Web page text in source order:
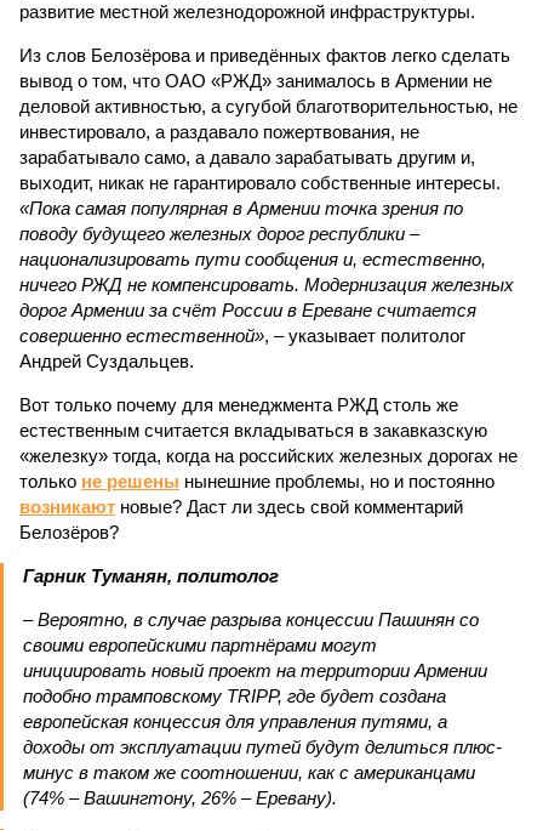
развитие местной железнодорожной инфраструктуры.
Из слов Белозёрова и приведённых фактов легко сделать
вывод о том, что ОАО «РЖД» занималось в Армении не
деловой активностью, а сугубой благотворительностью, не
инвестировало, а раздавало пожертвования, не
зарабатывало само, а давало зарабатывать другим и,
выходит, никак не гарантировало собственные интересы.
«Пока самая популярная в Армении точка зрения по
поводу будущего железных дорог рес­публики –
национализировать пути сообщения и, естественно,
ничего РЖД не компенсировать. Модернизация железных
дорог Армении за счёт России в Ереване считается
совершенно естественной», – указывает политолог
Андрей Суздальцев.
Вот только почему для менеджмента РЖД столь же
естественным считается вкладываться в закавказскую
«железку» тогда, когда на российских железных дорогах не
только не решены нынешние проблемы, но и постоянно
возникают новые? Даст ли здесь свой комментарий
Белозёров?
Гарник Туманян, политолог
– Вероятно, в случае разрыва концессии Пашинян со
своими европейскими партнёрами могут
инициировать новый проект на территории Армении
подобно трамповскому TRIPP, где будет создана
европейская концессия для управления путями, а
доходы от эксплуатации путей будут делиться плюс-
минус в таком же соотношении, как с американцами
(74% – Вашингтону, 26% – Еревану).